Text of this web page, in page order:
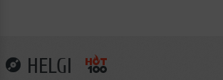
HELGI